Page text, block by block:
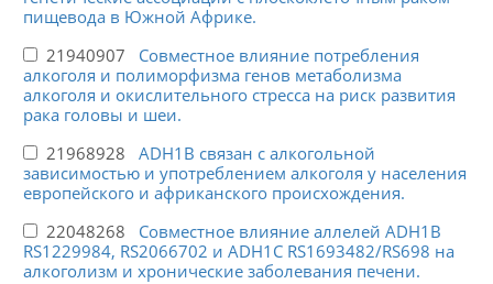
пищевода в Южной Африке.
21940907 Совместное влияние потребления
алкоголя и полиморфизма генов метаболизма
алкоголя и окислительного стресса на риск развития
рака головы и шеи.
21968928 ADH1B связан с алкогольной
зависимостью и употреблением алкоголя у населения
европейского и африканского происхождения.
22048268 Совместное влияние аллелей ADH1B
RS1229984, RS2066702 и ADH1C RS1693482/RS698 на
алкоголизм и хронические заболевания печени.